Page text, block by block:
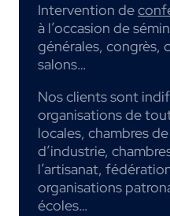
Intervention de
à l’occasion de
générales, congrès,
salons…
Nos clients sont
organisations de
locales, chambres
d’industrie,
l’artisanat,
organisations
écoles…